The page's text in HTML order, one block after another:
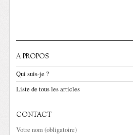
A PROPOS
Qui suis-je ?
Liste de tous les articles
CONTACT
Votre nom (obligatoire)